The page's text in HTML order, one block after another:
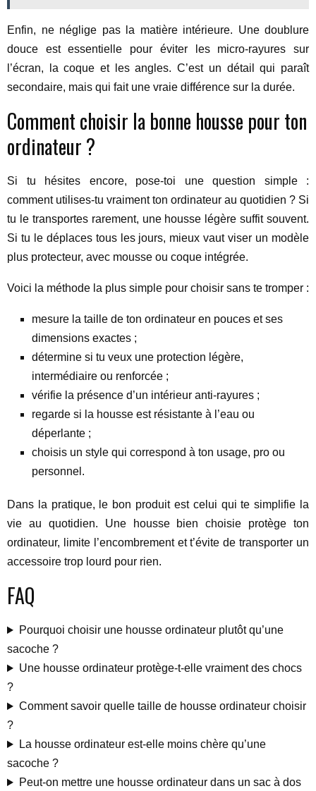
Enfin, ne néglige pas la matière intérieure. Une doublure
douce est essentielle pour éviter les micro-rayures sur
l’écran, la coque et les angles. C’est un détail qui paraît
secondaire, mais qui fait une vraie différence sur la durée.
Comment choisir la bonne housse pour ton
ordinateur ?
Si tu hésites encore, pose-toi une question simple :
comment utilises-tu vraiment ton ordinateur au quotidien ? Si
tu le transportes rarement, une housse légère suffit souvent.
Si tu le déplaces tous les jours, mieux vaut viser un modèle
plus protecteur, avec mousse ou coque intégrée.
Voici la méthode la plus simple pour choisir sans te tromper :
mesure la taille de ton ordinateur en pouces et ses
dimensions exactes ;
détermine si tu veux une protection légère,
intermédiaire ou renforcée ;
vérifie la présence d’un intérieur anti-rayures ;
regarde si la housse est résistante à l’eau ou
déperlante ;
choisis un style qui correspond à ton usage, pro ou
personnel.
Dans la pratique, le bon produit est celui qui te simplifie la
vie au quotidien. Une housse bien choisie protège ton
ordinateur, limite l’encombrement et t’évite de transporter un
accessoire trop lourd pour rien.
FAQ
Pourquoi choisir une housse ordinateur plutôt qu’une
sacoche ?
Une housse ordinateur protège-t-elle vraiment des chocs
?
Comment savoir quelle taille de housse ordinateur choisir
?
La housse ordinateur est-elle moins chère qu’une
sacoche ?
Peut-on mettre une housse ordinateur dans un sac à dos